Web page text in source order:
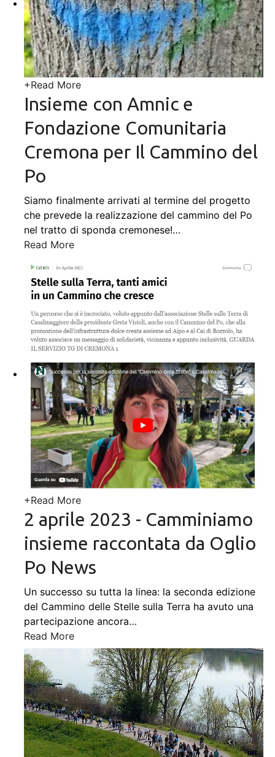
+Read More
Insieme con Amnic e
Fondazione Comunitaria
Cremona per Il Cammino del
Po
Siamo finalmente arrivati al termine del progetto
che prevede la realizzazione del cammino del Po
nel tratto di sponda cremonese!…
Read More
+Read More
2 aprile 2023 - Camminiamo
insieme raccontata da Oglio
Po News
Un successo su tutta la linea: la seconda edizione
del Cammino delle Stelle sulla Terra ha avuto una
partecipazione ancora…
Read More